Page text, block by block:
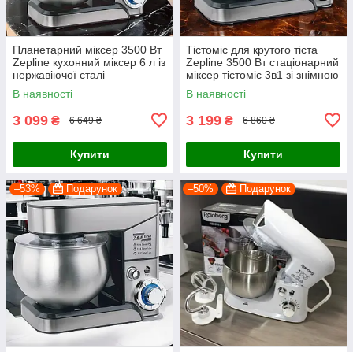
Планетарний міксер 3500 Вт
Zepline кухонний міксер 6 л із
нержавіючої сталі
В наявності
3 099 ₴ 6 649 ₴
Купити
Тістоміс для крутого тіста
Zepline 3500 Вт стаціонарний
міксер тістоміс 3в1 зі знімною
чашею 6 л зеплайн
В наявності
3 199 ₴ 6 860 ₴
Купити
–53% Подарунок –50% Подарунок